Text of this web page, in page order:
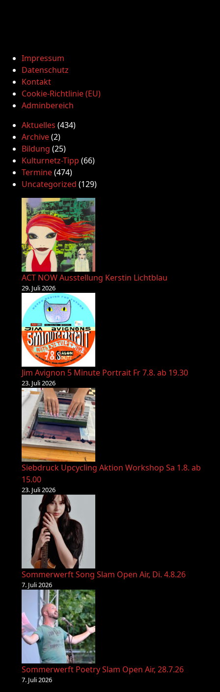
Impressum
Datenschutz
Kontakt
Cookie-Richtlinie (EU)
Adminbereich
Aktuelles (434)
Archive(2)
Bildung (25)
Kulturnetz-Tipp (66)
Termine(474)
Uncategorized (129)
ACT NOW Ausstellung Kerstin Lichtblau
29. Juli 2026
Jim Avignon 5 Minute Portrait Fr 7.8. ab 19.30
23. Juli 2026
Siebdruck Upcycling Aktion Workshop Sa 1.8. ab
15.00
23. Juli 2026
Sommerwerft Song Slam Open Air, Di. 4.8.26
7. Juli 2026
Sommerwerft Poetry Slam Open Air, 28.7.26
7. Juli 2026